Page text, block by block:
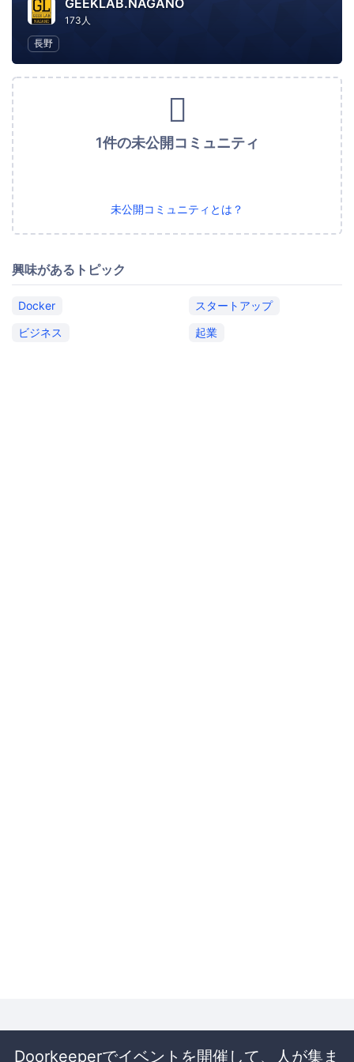
GEEKLAB.NAGANO
173人
長野
1件の未公開コミュニティ
未公開コミュニティとは？
興味があるトピック
Docker
スタートアップ
ビジネス
起業
Doorkeeperでイベントを開催して、人が集ま